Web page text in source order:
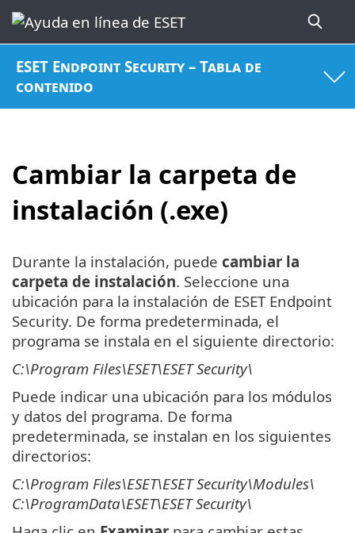
ESET Endpoint Security – Tabla de
contenido
Cambiar la carpeta de
instalación (.exe)
Durante la instalación, puede cambiar la
carpeta de instalación. Seleccione una
ubicación para la instalación de ESET Endpoint
Security. De forma predeterminada, el
programa se instala en el siguiente directorio:
C:\Program Files\ESET\ESET Security\
Puede indicar una ubicación para los módulos
y datos del programa. De forma
predeterminada, se instalan en los siguientes
directorios:
C:\Program Files\ESET\ESET Security\Modules\
C:\ProgramData\ESET\ESET Security\